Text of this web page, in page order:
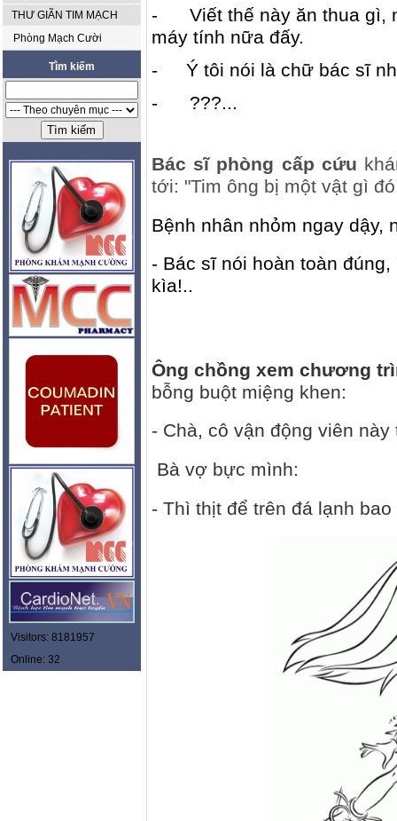
THƯ GIÃN TIM MẠCH
Phòng Mạch Cười
Tìm kiếm
Visitors: 8181957
Online: 32
-
Viết thế này ăn thua gì,
máy tính nữa đấy.
-
Ý tôi nói là chữ bác sĩ
-
???...
Bác sĩ phòng cấp cứu
tới: "Tim ông bị một vật gì
Bệnh nhân nhỏm ngay dậy,
- Bác sĩ nói hoàn toàn
kìa!..
Ông chồng xem chương
bỗng buột miệng khen:
- Chà, cô vận động viên này
Bà vợ bực mình:
- Thì thịt để trên đá lạnh